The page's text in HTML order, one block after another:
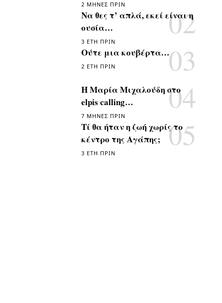
2 ΜΉΝΕΣ ΠΡΙΝ
Να θες τ’ απλά, εκεί είναι η
ουσία…
3 ΈΤΗ ΠΡΙΝ
Ούτε μια κουβέρτα…
2 ΈΤΗ ΠΡΙΝ
Η Μαρία Μιχαλούδη στο
elpis calling…
7 ΜΉΝΕΣ ΠΡΙΝ
Τί θα ήταν η ζωή χωρίς το
κέντρο της Αγάπης;
3 ΈΤΗ ΠΡΙΝ